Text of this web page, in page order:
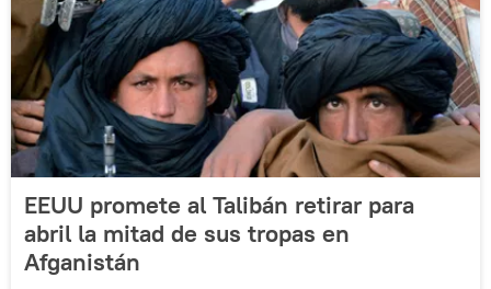
EEUU promete al Talibán retirar para
abril la mitad de sus tropas en
Afganistán